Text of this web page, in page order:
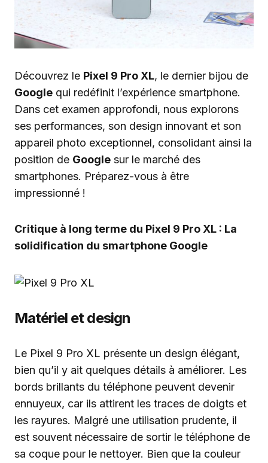
Découvrez le Pixel 9 Pro XL, le dernier bijou de
Google qui redéfinit l’expérience smartphone.
Dans cet examen approfondi, nous explorons
ses performances, son design innovant et son
appareil photo exceptionnel, consolidant ainsi la
position de Google sur le marché des
smartphones. Préparez-vous à être
impressionné !
Critique à long terme du Pixel 9 Pro XL : La
solidification du smartphone Google
Matériel et design
Le Pixel 9 Pro XL présente un design élégant,
bien qu’il y ait quelques détails à améliorer. Les
bords brillants du téléphone peuvent devenir
ennuyeux, car ils attirent les traces de doigts et
les rayures. Malgré une utilisation prudente, il
est souvent nécessaire de sortir le téléphone de
sa coque pour le nettoyer. Bien que la couleur